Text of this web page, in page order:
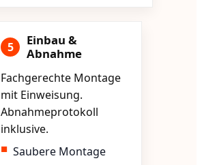
5
Einbau &
Abnahme
Fachgerechte Montage
mit Einweisung.
Abnahmeprotokoll
inklusive.
Saubere Montage